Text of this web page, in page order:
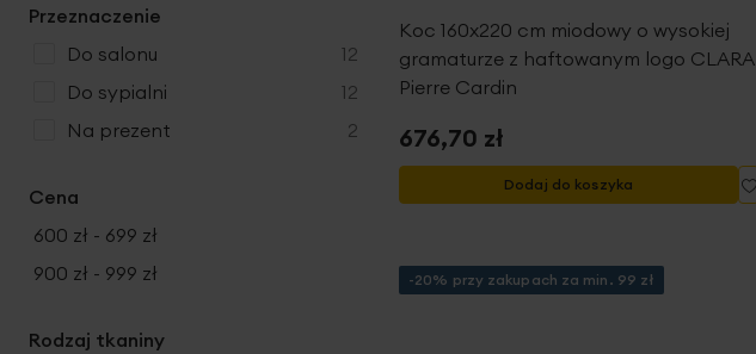
Koc 160x220 cm miodowy o wysokiej
gramaturze z haftowanym logo CLARA
Pierre Cardin
676,70 zł
Dodaj do koszyka
-20% przy zakupach za min. 99 zł
y
y
u
y
d
u
t
y
Przeznaczenie
do salonu
12
produkty
do sypialni
12
produkty
na prezent
2
produkty
Cena
600 zł - 699 zł
900 zł - 999 zł
Rodzaj tkaniny